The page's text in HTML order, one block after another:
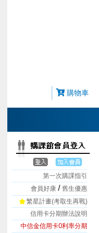
購物車
第一次購課指引
會員好康 / 舊生優惠
繁星計畫(考取生再戰)
信用卡分期辦法說明
中信金信用卡0利率分期